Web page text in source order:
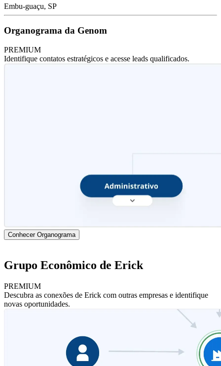
Embu-guaçu, SP
Organograma da Genom
PREMIUM
Identifique contatos estratégicos e acesse leads qualificados.
Conhecer Organograma
Grupo Econômico de Erick
PREMIUM
Descubra as conexões de Erick com outras empresas e identifique
novas oportunidades.